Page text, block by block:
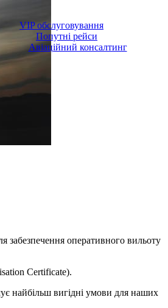
VIP обслуговування
Попутні рейси
Авіаційний консалтинг
забезпечення оперативного вильоту
Certificate).
найбільш вигідні умови для наших